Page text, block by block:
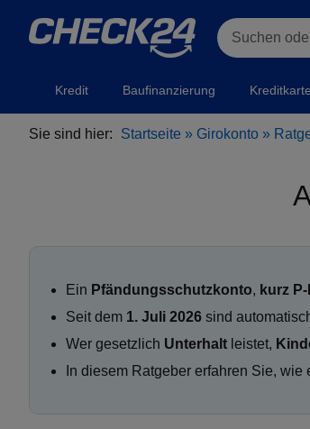
Suchen
Kredit Baufinanzierung Kreditkarte
Sie sind hier: Startseite » Girokonto »
Ein Pfändungsschutzkonto, kurz
Seit dem 1. Juli 2026 sind
Wer gesetzlich Unterhalt leistet,
In diesem Ratgeber erfahren Sie,